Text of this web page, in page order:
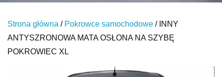
Strona główna / Pokrowce samochodowe / INNY
ANTYSZRONOWA MATA OSŁONA NA SZYBĘ
POKROWIEC XL